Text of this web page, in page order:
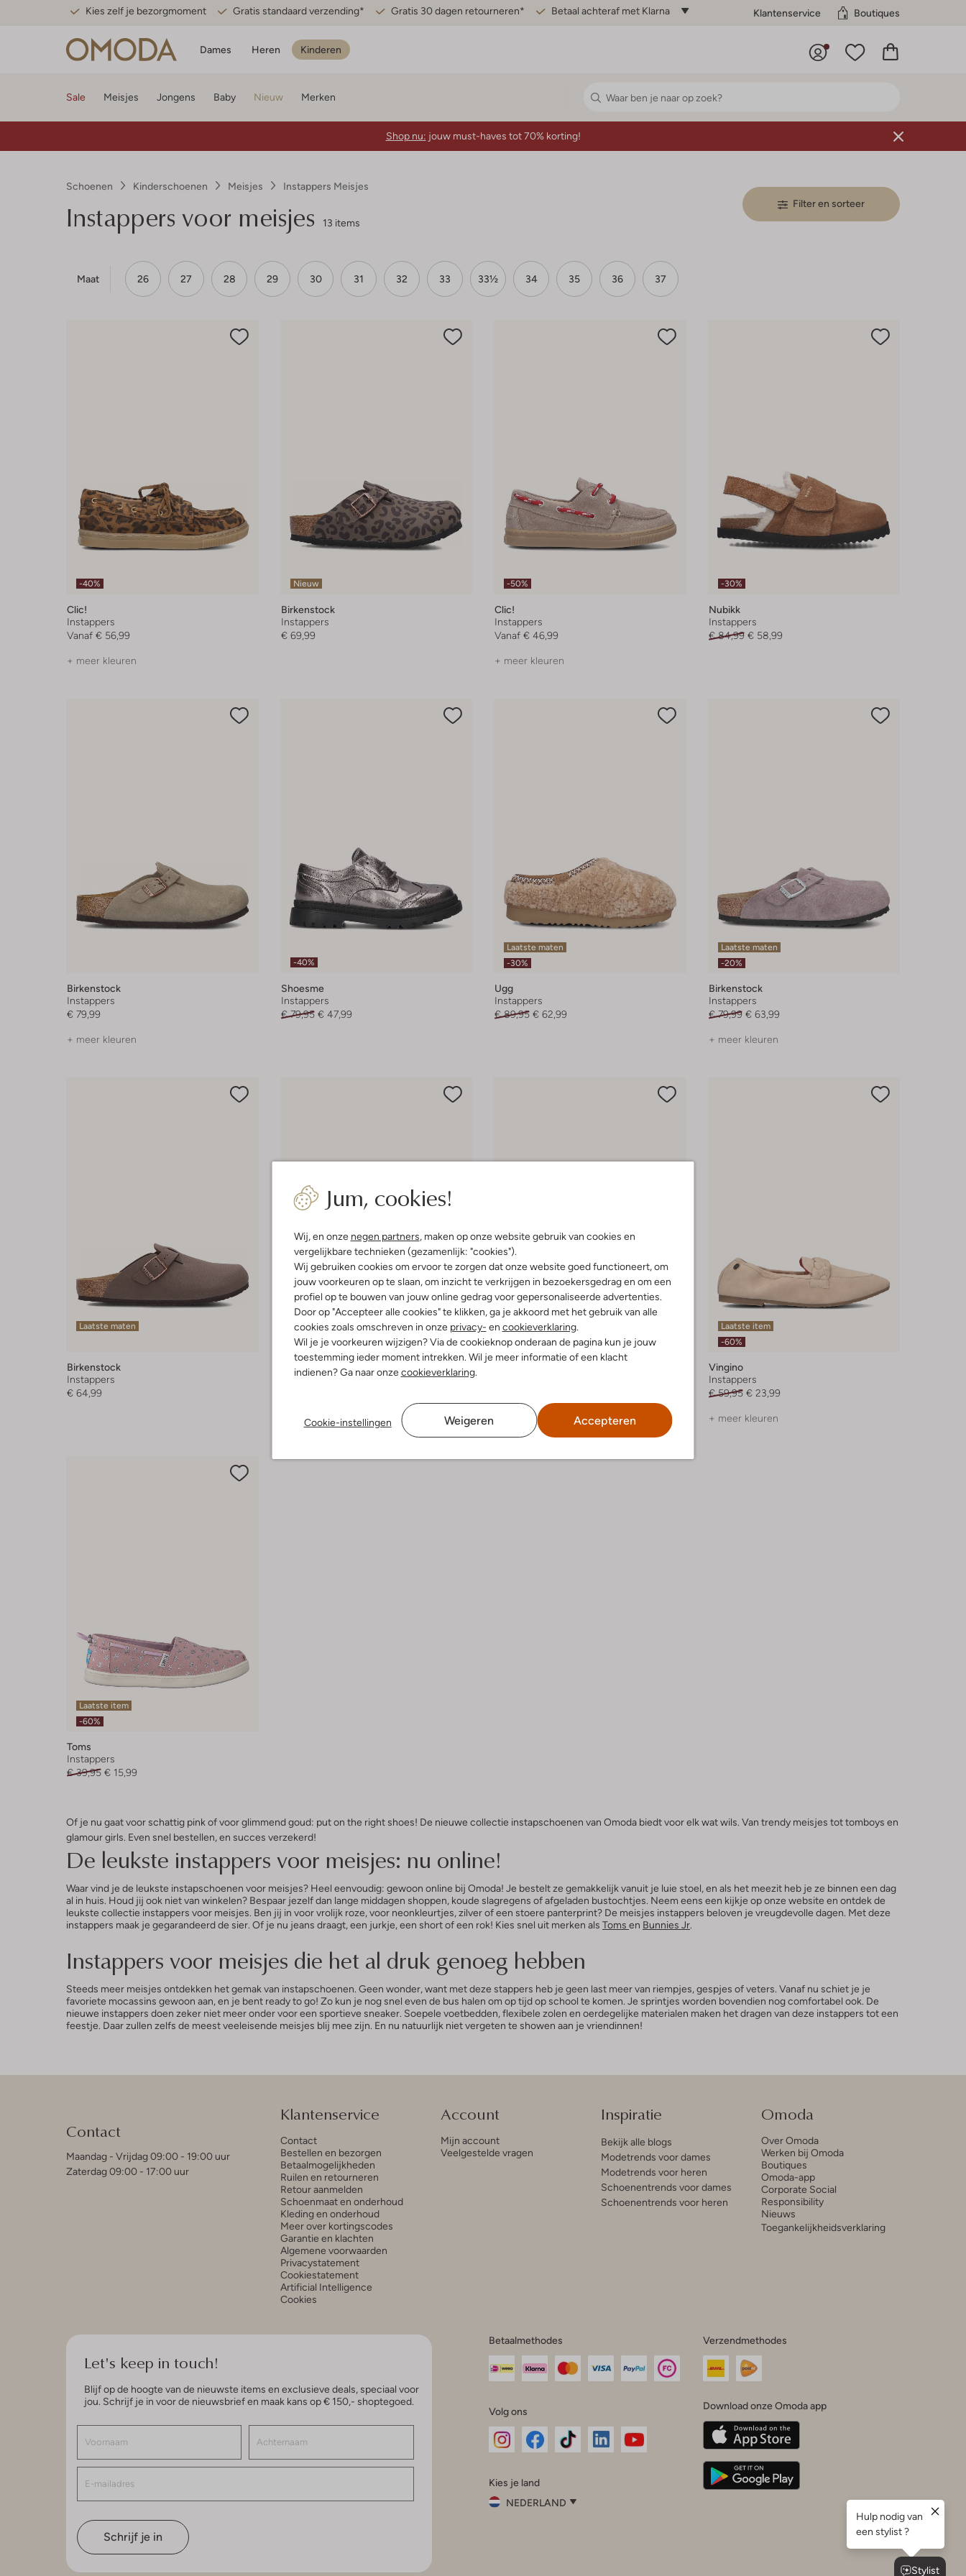
Kies zelf je bezorgmoment Gratis standaard verzending* Gratis 30 dagen retourneren* Betaal achteraf met Klarna Klantenservice Boutiques
Dames Heren Kinderen
Jum, cookies!
Wij, en onze negen partners, maken op onze website gebruik van cookies en
vergelijkbare technieken (gezamenlijk: "cookies").
Wij gebruiken cookies om ervoor te zorgen dat onze website goed functioneert, om
jouw voorkeuren op te slaan, om inzicht te verkrijgen in bezoekersgedrag en om een
profiel op te bouwen van jouw online gedrag voor gepersonaliseerde advertenties.
Door op "Accepteer alle cookies" te klikken, ga je akkoord met het gebruik van alle
cookies zoals omschreven in onze privacy- en cookieverklaring.
Wil je je voorkeuren wijzigen? Via de cookieknop onderaan de pagina kun je jouw
toestemming ieder moment intrekken. Wil je meer informatie of een klacht
indienen? Ga naar onzecookieverklaring.
Cookie-instellingen Weigeren Accepteren
Sale Meisjes Jongens Baby Nieuw Merken
Shop nu: jouw must-haves tot 70% korting!
Schoenen Kinderschoenen Meisjes Instappers Meisjes
Instappers voor meisjes 13 items
Filter en sorteer
Maat 26 27 28 29 30 31 32 33 33½ 34 35 36 37
-40%
Clic!
Instappers
Vanaf € 56,99
+ meer kleuren
Nieuw
Birkenstock
Instappers
€ 69,99
-50%
Clic!
Instappers
Vanaf € 46,99
+ meer kleuren
-30%
Nubikk
Instappers
€ 84,99 € 58,99
Birkenstock
Instappers
€ 79,99
+ meer kleuren
-40%
Shoesme
Instappers
€ 79,95 € 47,99
Laatste maten
-30%
Ugg
Instappers
€ 89,95 € 62,99
Laatste maten
-20%
Birkenstock
Instappers
€ 79,99 € 63,99
+ meer kleuren
Laatste maten
Birkenstock
Instappers
€ 64,99
Laatste items
-40%
Dr Martens
Instappers
Laatste item
-60%
+ meer kleuren
Laatste item
-60%
Vingino
Instappers
€ 59,95 € 23,99
+ meer kleuren
Laatste item
-60%
Toms
Instappers
€ 39,95 € 15,99
Of je nu gaat voor schattig pink of voor glimmend goud: put on the right shoes! De nieuwe collectie instapschoenen van Omoda biedt voor elk wat wils. Van trendy meisjes tot tomboys en
glamour girls. Even snel bestellen, en succes verzekerd!
De leukste instappers voor meisjes: nu online!
Waar vind je de leukste instapschoenen voor meisjes? Heel eenvoudig: gewoon online bij Omoda! Je bestelt ze gemakkelijk vanuit je luie stoel, en als het meezit heb je ze binnen een dag
al in huis. Houd jij ook niet van winkelen? Bespaar jezelf dan lange middagen shoppen, koude slagregens of afgeladen bustochtjes. Neem eens een kijkje op onze website en ontdek de
leukste collectie instappers voor meisjes. Ben jij in voor vrolijk roze, voor neonkleurtjes, zilver of een stoere panterprint? De meisjes instappers beloven je vreugdevolle dagen. Met deze
instappers maak je gegarandeerd de sier. Of je nu jeans draagt, een jurkje, een short of een rok! Kies snel uit merken als Toms en Bunnies Jr.
Instappers voor meisjes die het al druk genoeg hebben
Steeds meer meisjes ontdekken het gemak van instapschoenen. Geen wonder, want met deze stappers heb je geen last meer van riempjes, gespjes of veters. Vanaf nu schiet je je
favoriete mocassins gewoon aan, en je bent ready to go! Zo kun je nog snel even de bus halen om op tijd op school te komen. Je sprintjes worden bovendien nog comfortabel ook. De
nieuwe instappers doen zeker niet meer onder voor een sportieve sneaker. Soepele voetbedden, flexibele zolen en oerdegelijke materialen maken het dragen van deze instappers tot een
feestje. Daar zullen zelfs de meest veeleisende meisjes blij mee zijn. En nu natuurlijk niet vergeten te showen aan je vriendinnen!
Contact
Maandag - Vrijdag 09:00 - 19:00 uur
Zaterdag 09:00 - 17:00 uur
Klantenservice
Contact
Bestellen en bezorgen
Betaalmogelijkheden
Ruilen en retourneren
Retour aanmelden
Schoenmaat en onderhoud
Kleding en onderhoud
Meer over kortingscodes
Garantie en klachten
Algemene voorwaarden
Privacystatement
Cookiestatement
Artificial Intelligence
Cookies
Account
Mijn account
Veelgestelde vragen
Inspiratie
Bekijk alle blogs
Modetrends voor dames
Modetrends voor heren
Schoenentrends voor dames
Schoenentrends voor heren
Omoda
Over Omoda
Werken bij Omoda
Boutiques
Omoda-app
Corporate Social
Responsibility
Nieuws
Toegankelijkheidsverklaring
Let's keep in touch!
Blijf op de hoogte van de nieuwste items en exclusieve deals, speciaal voor
jou. Schrijf je in voor de nieuwsbrief en maak kans op € 150,- shoptegoed.
Schrijf je in
Betaalmethodes
Volg ons
InstagramFacebook
Kies je land
NEDERLAND
Verzendmethodes
Download onze Omoda app